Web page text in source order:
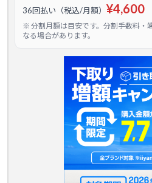
36回払い（税込/月額） ¥4,600
※ 分割月額は目安です。分割手数料・
なる場合があります。